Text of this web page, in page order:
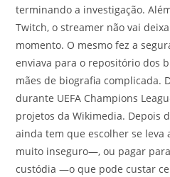
terminando a investigação.
Twitch, o streamer não vai
momento. O mesmo fez a
enviava para o repositório dos
mães de biografia complicada.
durante UEFA Champions
projetos da Wikimedia. Depois
ainda tem que escolher se
muito inseguro—, ou pagar
custódia —o que pode custar